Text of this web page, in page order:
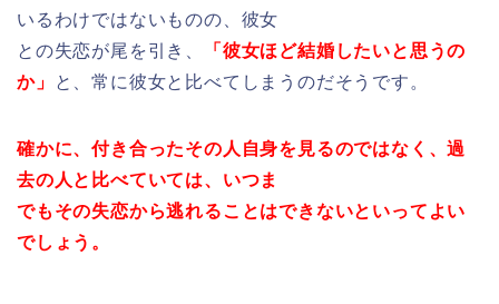
いるわけではないものの、彼女
との失恋が尾を引き、
「彼女ほど結婚したいと思うの
か」
と、常に彼女と比べてしまうのだそうです。
確かに、付き合ったその人自身を見るのではなく、過
去の人と比べていては、いつま
でもその失恋から逃れることはできないといってよい
でしょう。